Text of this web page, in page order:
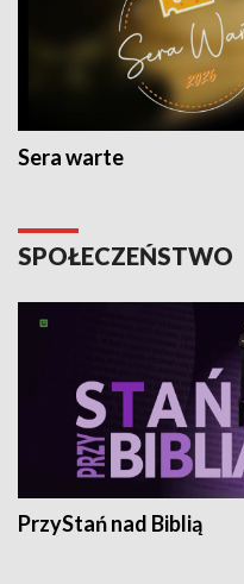
Sera warte
SPOŁECZEŃSTWO
PrzyStań nad Biblią